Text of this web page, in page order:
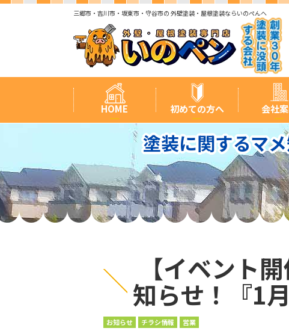
三郷市・吉川市・坂東市・守谷市の 外壁塗装・屋根塗装ならいのぺんへ
HOME 初めての方へ 会社
塗装に関するマ
【イベント
知らせ！『1
お知らせ チラシ情報 営業